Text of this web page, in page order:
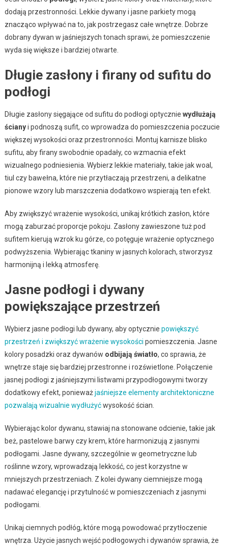
dodają przestronności. Lekkie dywany i jasne parkiety mogą
znacząco wpływać na to, jak postrzegasz całe wnętrze. Dobrze
dobrany dywan w jaśniejszych tonach sprawi, że pomieszczenie
wyda się większe i bardziej otwarte.
Długie zasłony i firany od sufitu do
podłogi
Długie zasłony sięgające od sufitu do podłogi optycznie wydłużają
ścianyi podnoszą sufit, co wprowadza do pomieszczenia poczucie
większej wysokości oraz przestronności. Montuj karnisze blisko
sufitu, aby firany swobodnie opadały, co wzmacnia efekt
wizualnego podniesienia. Wybierz lekkie materiały, takie jak woal,
tiul czy bawełna, które nie przytłaczają przestrzeni, a delikatne
pionowe wzory lub marszczenia dodatkowo wspierają ten efekt.
Aby zwiększyć wrażenie wysokości, unikaj krótkich zasłon, które
mogą zaburzać proporcje pokoju. Zasłony zawieszone tuż pod
sufitem kierują wzrok ku górze, co potęguje wrażenie optycznego
podwyższenia. Wybierając tkaniny w jasnych kolorach, stworzysz
harmonijną i lekką atmosferę.
Jasne podłogi i dywany
powiększające przestrzeń
Wybierz jasne podłogi lub dywany, aby optycznie powiększyć
przestrzeń i zwiększyć wrażenie wysokości pomieszczenia. Jasne
kolory posadzki oraz dywanów odbijają światło, co sprawia, że
wnętrze staje się bardziej przestronne i rozświetlone. Połączenie
jasnej podłogi z jaśniejszymi listwami przypodłogowymi tworzy
dodatkowy efekt, ponieważjaśniejsze elementy architektoniczne
pozwalają wizualnie wydłużyćwysokość ścian.
Wybierając kolor dywanu, stawiaj na stonowane odcienie, takie jak
beż, pastelowe barwy czy krem, które harmonizują z jasnymi
podłogami. Jasne dywany, szczególnie w geometryczne lub
roślinne wzory, wprowadzają lekkość, co jest korzystne w
mniejszych przestrzeniach. Z kolei dywany ciemniejsze mogą
nadawać elegancję i przytulność w pomieszczeniach z jasnymi
podłogami.
Unikaj ciemnych podłóg, które mogą powodować przytłoczenie
wnętrza. Użycie jasnych wejść podłogowych i dywanów sprawia, że